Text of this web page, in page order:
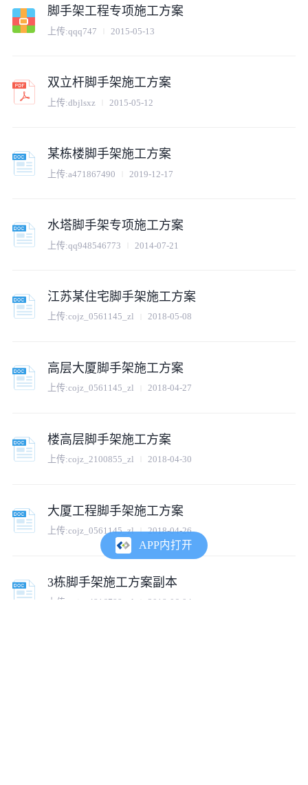
脚手架工程专项施工方案
上传:qqq747 2015-05-13
双立杆脚手架施工方案
上传:dbjlsxz 2015-05-12
某栋楼脚手架施工方案
上传:a471867490 2019-12-17
水塔脚手架专项施工方案
上传:qq948546773 2014-07-21
江苏某住宅脚手架施工方案
上传:cojz_0561145_zl 2018-05-08
高层大厦脚手架施工方案
上传:cojz_0561145_zl 2018-04-27
楼高层脚手架施工方案
上传:cojz_2100855_zl 2018-04-30
大厦工程脚手架施工方案
上传:cojz_0561145_zl 2018-04-26
3栋脚手架施工方案副本
上传: cojz_4816788_zl 2018-06-04
APP内打开